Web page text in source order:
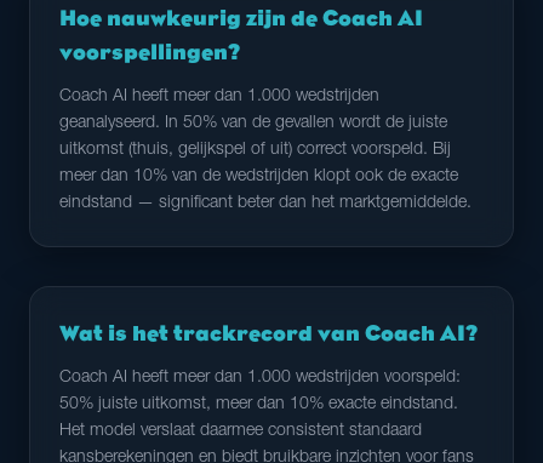
Hoe nauwkeurig zijn de Coach AI
voorspellingen?
Coach AI heeft meer dan 1.000 wedstrijden
geanalyseerd. In 50% van de gevallen wordt de juiste
uitkomst (thuis, gelijkspel of uit) correct voorspeld. Bij
meer dan 10% van de wedstrijden klopt ook de exacte
eindstand — significant beter dan het marktgemiddelde.
Wat is het trackrecord van Coach AI?
Coach AI heeft meer dan 1.000 wedstrijden voorspeld:
50% juiste uitkomst, meer dan 10% exacte eindstand.
Het model verslaat daarmee consistent standaard
kansberekeningen en biedt bruikbare inzichten voor fans